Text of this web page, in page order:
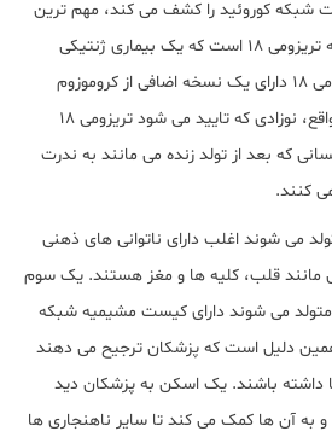
کوروئید را کشف می کند، مهم ترین
نگرانی احتمال ابتلای نوزاد به تریزومی 18 است که یک بیماری ژنتیکی
است. نوزادان مبتلا به تریزومی 18 دارای یک نسخه اضافی از کروموزوم
شماره 18 هستند. در اکثر مواقع، نوزادی که تایید می شود تریزومی 18
که بعد از تولد زنده می مانند به ندرت
کنند.
که با تریزومی 18 متولد می شوند اغلب دارای ناتوانی های ذهنی
مانند قلب، کلیه ها و مغز هستند. یک سوم
از نوزادانی که با تریزومی 18 متولد می شوند دارای کیست مشیمیه شبکه
دلیل است که پزشکان ترجیح می دهند
داشته باشند. یک اسکن به پزشکان دید
به آن ها کمک می کند تا سایر ناهنجاری ها